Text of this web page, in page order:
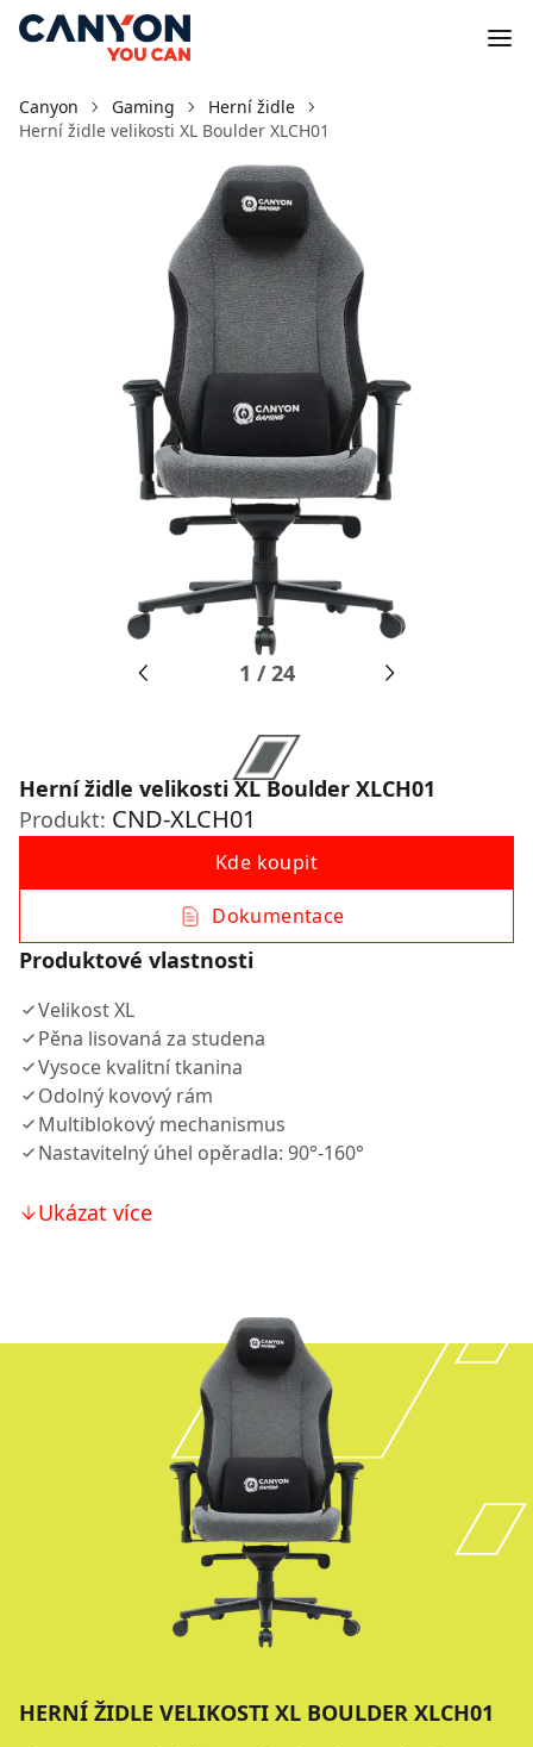
Canyon Gaming
Herní židle
Herní židle velikosti XL Boulder XLCH01
1 /24
Herní židle velikosti XL Boulder XLCH01
Produkt: CND-XLCH01
Kde koupit
Dokumentace
Produktové vlastnosti
Velikost XL
Pěna lisovaná za studena
Vysoce kvalitní tkanina
Odolný kovový rám
Multiblokový mechanismus
Nastavitelný úhel opěradla: 90°-160°
Ukázat více
HERNÍ ŽIDLE VELIKOSTI XL BOULDER XLCH01